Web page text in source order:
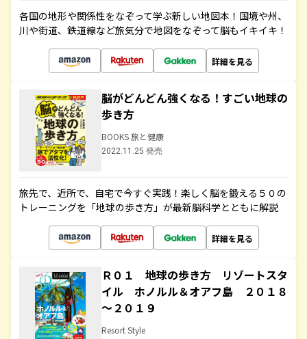
各国の地形や関係性をなぞって学ぶ新しい地図本！国境や州、
川や街道、鉄道線など旅気分で地図をなぞって脳もイキイキ！
詳細を見る
脳がどんどん強くなる！すごい地球の
歩き方
BOOKS 旅と健康
2022.11.25 発売
旅先で、近所で、自宅で今すぐ実践！楽しく脳を鍛える５０の
トレーニングを「地球の歩き方」が最新脳科学とともに解説
詳細を見る
Ｒ０１ 地球の歩き方 リゾートスタ
イル ホノルル＆オアフ島 ２０１８
～２０１９
Resort Style